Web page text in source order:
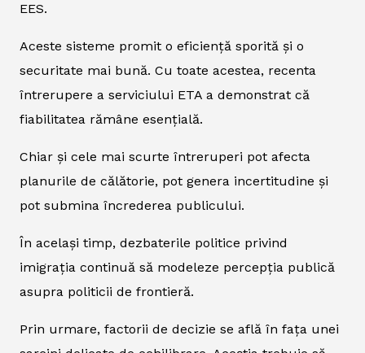
EES.
Aceste sisteme promit o eficiență sporită și o
securitate mai bună. Cu toate acestea, recenta
întrerupere a serviciului ETA a demonstrat că
fiabilitatea rămâne esențială.
Chiar și cele mai scurte întreruperi pot afecta
planurile de călătorie, pot genera incertitudine și
pot submina încrederea publicului.
În același timp, dezbaterile politice privind
imigrația continuă să modeleze percepția publică
asupra politicii de frontieră.
Prin urmare, factorii de decizie se află în fața unei